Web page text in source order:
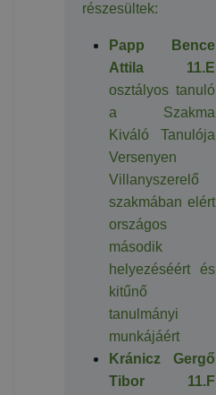
részesültek:
Papp Bence
Attila 11.E
osztályos tanuló
a Szakma
Kiváló Tanulója
Versenyen
Villanyszerelő
szakmában elért
országos
második
helyezéséért és
kitűnő
tanulmányi
munkájáért
Kránicz Gergő
Tibor 11.F